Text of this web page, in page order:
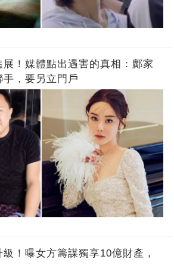
！媒體點出遇害的真相：鄺家
手，要另立門戶
！曝女方籌謀獨享10億財產，